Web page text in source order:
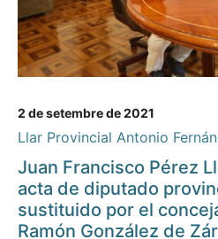
2 de setembre de 2021
Llar Provincial Antonio
Juan Francisco Pérez
acta de diputado
sustituido por el
Ramón González de